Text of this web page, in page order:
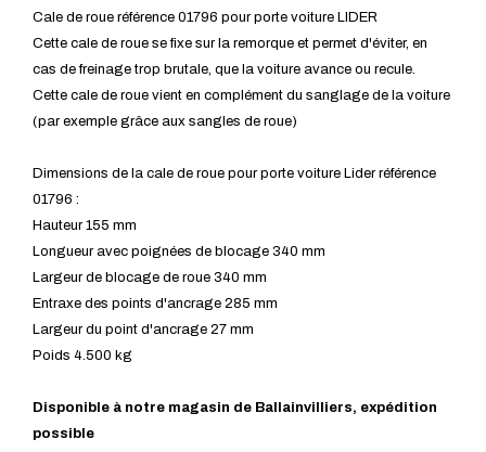
Cale de roue référence 01796 pour porte voiture LIDER
Cette cale de roue se fixe sur la remorque et permet d'éviter, en
cas de freinage trop brutale, que la voiture avance ou recule.
Cette cale de roue vient en complément du sanglage de la voiture
(par exemple grâce aux sangles de roue)
Dimensions de la cale de roue pour porte voiture Lider référence
01796 :
Hauteur 155 mm
Longueur avec poignées de blocage 340 mm
Largeur de blocage de roue 340 mm
Entraxe des points d'ancrage 285 mm
Largeur du point d'ancrage 27 mm
Poids 4.500 kg
Disponible à notre magasin de Ballainvilliers, expédition
possible